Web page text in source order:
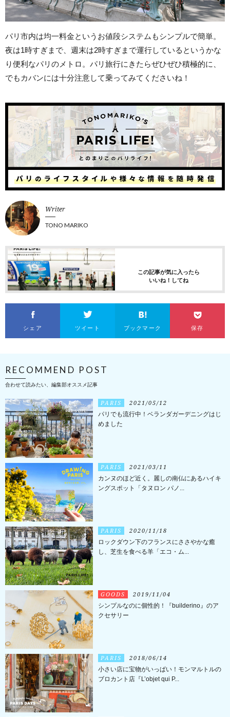
パリ市内は均一料金というお値段システムもシンプルで簡単。
夜は1時すぎまで、週末は2時すぎまで運行しているというかな
り便利なパリのメトロ。パリ旅行にきたらぜひぜひ積極的に、
でもカバンには十分注意して乗ってみてくださいね！
Writer
TONO MARIKO
この記事が気に入ったら
いいね！してね
シェア ツイート ブックマーク 保存
RECOMMEND POST
合わせて読みたい、編集部オススメ記事
PARIS 2021/05/12
パリでも流行中！ベランダガーデニングはじ
めました
PARIS 2021/03/11
カンヌのほど近く。麗しの南仏にあるハイキ
ングスポット「タヌロン パノ...
PARIS 2020/11/18
ロックダウン下のフランスにささやかな癒
し、芝生を食べる羊「エコ・ム...
GOODS 2019/11/04
シンプルなのに個性的！『builderino』のア
クセサリー
PARIS 2018/06/14
小さい店に宝物がいっぱい！モンマルトルの
ブロカント店『L’objet qui P...